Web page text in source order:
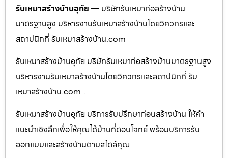
รับเหมาสร้างบ้านอุทัย — บริษัทรับเหมาก่อสร้างบ้าน
มาตรฐานสูง บริหารงานรับเหมาสร้างบ้านโดยวิศวกรและ
สถาปนิกที่ รับเหมาสร้างบ้าน.com
รับเหมาสร้างบ้านอุทัย บริษัทรับเหมาก่อสร้างบ้านมาตรฐานสูง
บริหารงานรับเหมาสร้างบ้านโดยวิศวกรและสถาปนิกที่ รับ
เหมาสร้างบ้าน.com…
รับเหมาสร้างบ้านอุทัย บริการรับปรึกษาก่อนสร้างบ้าน ให้คำ
แนะนำเชิงลึกเพื่อให้คุณได้บ้านที่ตอบโจทย์ พร้อมบริการรับ
ออกแบบและสร้างบ้านตามสไตล์คุณ